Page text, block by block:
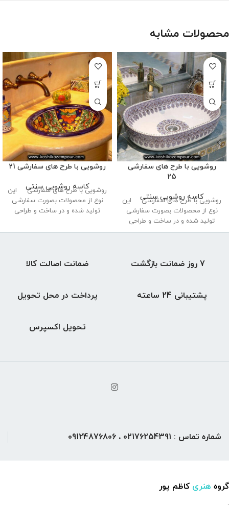
محصولات مشابه
روشویی با طرح های سفارشی
25
کاسه روشویی سنتی
روشویی با طرح های سفارشی این
نوع از محصولات بصورت سفارشی
تولید شده و در ساخت و طراحی
روشویی با طرح های سفارشی 21
کاسه روشویی سنتی
روشویی با طرح های سفارشی این
نوع از محصولات بصورت سفارشی
تولید شده و در ساخت و طراحی
ضمانت اصالت کالا 7 روز ضمانت بازگشت
پرداخت در محل تحویل پشتیبانی 24 ساعته
تحویل اکسپرس
شماره تماس : 02176254391 ، 09124876806
گروه هنری کاظم پور